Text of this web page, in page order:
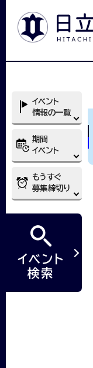
イベント
情報の一覧
期間
イベント
もうすぐ
募集締切り
イベント
検索